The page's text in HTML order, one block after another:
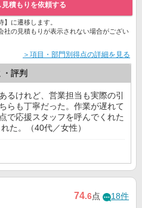
積もりを依頼する
に遷移します。
の見積もりが表示されない場合がござい
＞項目・部門別得点の詳細を見る
評判
るけれど、営業担当も実際の引
らも丁寧だった。作業が遅れて
で応援スタッフを呼んでくれた
た。（40代／女性）
74.6点 18件